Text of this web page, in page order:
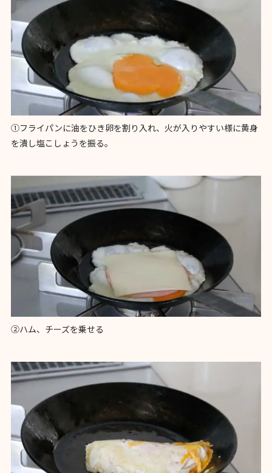
①フライパンに油をひき卵を割り入れ、火が入りやすい様に黄身
を潰し塩こしょうを振る。
②ハム、チーズを乗せる